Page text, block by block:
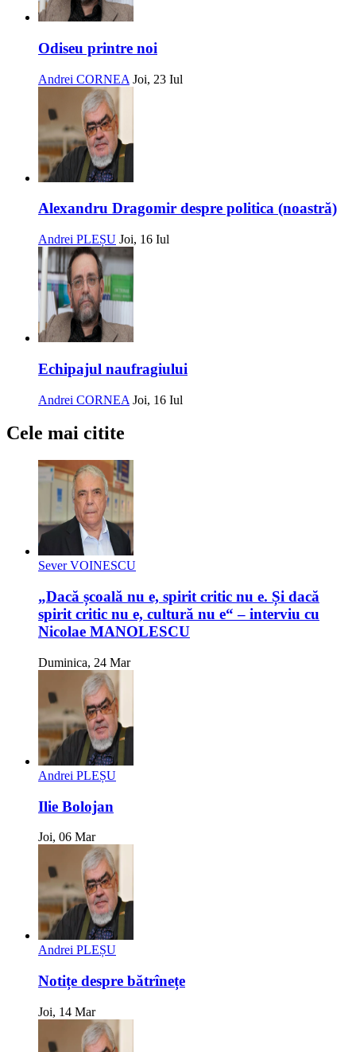
Odiseu printre noi
Andrei CORNEA Joi, 23 Iul
Alexandru Dragomir despre politica (noastră)
Andrei PLEȘU Joi, 16 Iul
Echipajul naufragiului
Andrei CORNEA Joi, 16 Iul
Cele mai citite
Sever VOINESCU
„Dacă școală nu e, spirit critic nu e. Și dacă
spirit critic nu e, cultură nu e“ – interviu cu
Nicolae MANOLESCU
Duminica, 24 Mar
Andrei PLEȘU
Ilie Bolojan
Joi, 06 Mar
Andrei PLEȘU
Notițe despre bătrînețe
Joi, 14 Mar